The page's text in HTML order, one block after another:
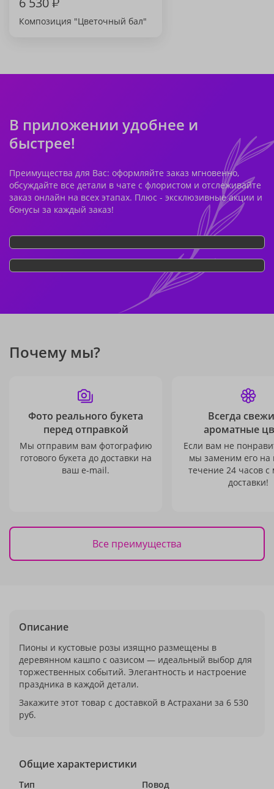
Композиция "Цветочный бал"
В приложении удобнее и
быстрее!
Преимущества для Вас: оформляйте заказ мгновенно,
обсуждайте все детали в чате с флористом и отслеживайте
заказ онлайн на всех этапах. Плюс - эксклюзивные акции и
бонусы за каждый заказ!
Почему мы?
Фото реального букета
перед отправкой
Мы отправим вам фотографию
готового букета до доставки на
ваш e-mail.
Всегда
ароматные
Если вам не
мы заменим его на
течение 24 часов с
доставки!
Все преимущества
Описание
Пионы и кустовые розы изящно размещены в
деревянном кашпо с оазисом — идеальный выбор для
торжественных событий. Элегантность и настроение
праздника в каждой детали.
Закажите этот товар с доставкой в Астрахани за 6 530
руб.
Общие характеристики
Тип
Повод